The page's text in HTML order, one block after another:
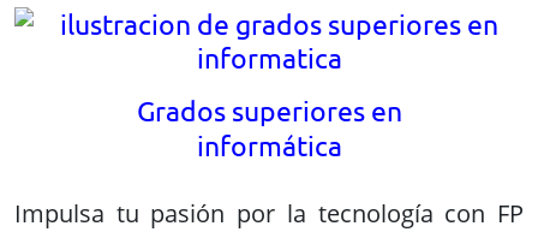
Grados superiores en
informática
Impulsa tu pasión por la tecnología con FP